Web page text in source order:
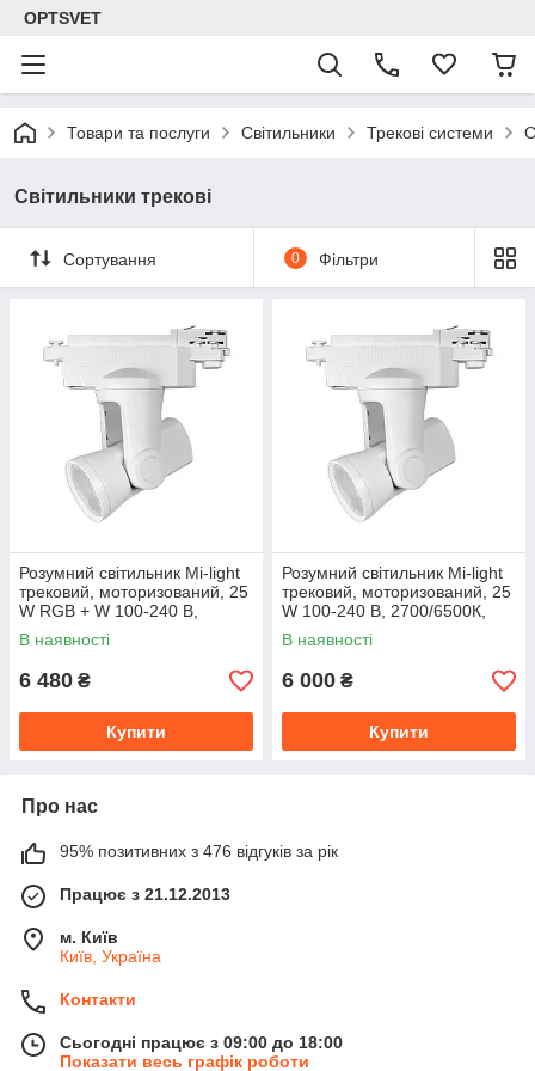
OPTSVET
Товари та послуги Світильники Трекові системи
Світильники трекові
Сортування 0 Фільтри
Розумний світильник Mi-light
трековий, моторизований, 25
W RGB + W 100-240 В,
2700/6500 К, Wi-Fi (AL3)
В наявності
6 480 ₴
Купити
Розумний світильник Mi-light
трековий, моторизований, 25
W 100-240 В, 2700/6500К,
керування пульт/смартфон
В наявності
6 000 ₴
Купити
Про нас
95% позитивних з 476 відгуків за рік
Працює з 21.12.2013
м. Київ
Київ, Україна
Контакти
Сьогодні працює з 09:00 до 18:00
Показати весь графік роботи